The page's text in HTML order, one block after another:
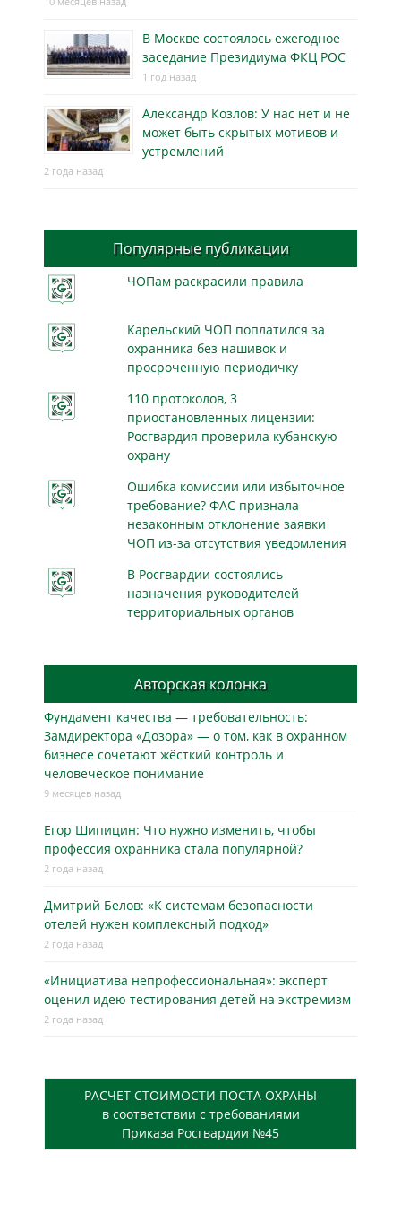
В Москве состоялось ежегодное
заседание Президиума ФКЦ РОС
1 год назад
Александр Козлов: У нас нет и не
может быть скрытых мотивов и
устремлений
2 года назад
Популярные публикации
ЧОПам раскрасили правила
Карельский ЧОП поплатился за
охранника без нашивок и
просроченную периодичку
110 протоколов, 3
приостановленных лицензии:
Росгвардия проверила кубанскую
охрану
Ошибка комиссии или избыточное
требование? ФАС признала
незаконным отклонение заявки
ЧОП из-за отсутствия уведомления
В Росгвардии состоялись
назначения руководителей
территориальных органов
Авторская колонка
Фундамент качества — требовательность:
Замдиректора «Дозора» — о том, как в охранном
бизнесe сочетают жёсткий контроль и
человеческое понимание
9 месяцев назад
Егор Шипицин: Что нужно изменить, чтобы
профессия охранника стала популярной?
2 года назад
Дмитрий Белов: «К системам безопасности
отелей нужен комплексный подход»
2 года назад
«Инициатива непрофессиональная»: эксперт
оценил идею тестирования детей на экстремизм
2 года назад
РАСЧЕТ СТОИМОСТИ ПОСТА ОХРАНЫ
в соответствии с требованиями
Приказа Росгвардии №45